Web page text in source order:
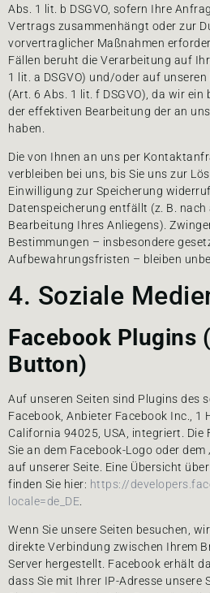
Abs. 1 lit. b DSGVO, sofern Ihre
Vertrags zusammenhängt oder zur
vorvertraglicher Maßnahmen
Fällen beruht die Verarbeitung auf
1 lit. a DSGVO) und/oder auf
(Art. 6 Abs. 1 lit. f DSGVO), da wir
der effektiven Bearbeitung der an
haben.
Die von Ihnen an uns per
verbleiben bei uns, bis Sie uns zur
Einwilligung zur Speicherung
Datenspeicherung entfällt (z. B.
Bearbeitung Ihres Anliegens).
Bestimmungen – insbesondere
Aufbewahrungsfristen – bleiben
4. Soziale
Facebook Plugins
Button)
Auf unseren Seiten sind Plugins des
Facebook, Anbieter Facebook Inc., 1
California 94025, USA, integriert. Die
Sie an dem Facebook-Logo oder dem
auf unserer Seite. Eine Übersicht
finden Sie hier: https://
locale=de_DE
Wenn Sie unsere Seiten besuchen,
direkte Verbindung zwischen Ihrem
Server hergestellt. Facebook erhält
dass Sie mit Ihrer IP-Adresse unsere